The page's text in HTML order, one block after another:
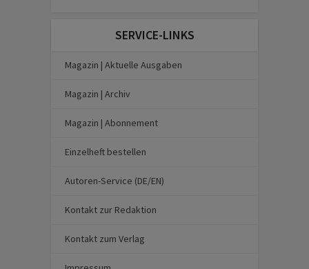
SERVICE-LINKS
Magazin | Aktuelle Ausgaben
Magazin | Archiv
Magazin | Abonnement
Einzelheft bestellen
Autoren-Service (DE/EN)
Kontakt zur Redaktion
Kontakt zum Verlag